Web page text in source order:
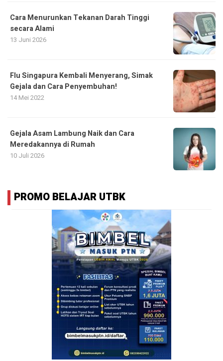
Cara Menurunkan Tekanan Darah Tinggi
secara Alami
13 Juni 2026
Flu Singapura Kembali Menyerang, Simak
Gejala dan Cara Penyembuhan!
14 Mei 2022
Gejala Asam Lambung Naik dan Cara
Meredakannya di Rumah
10 Juli 2026
PROMO BELAJAR UTBK